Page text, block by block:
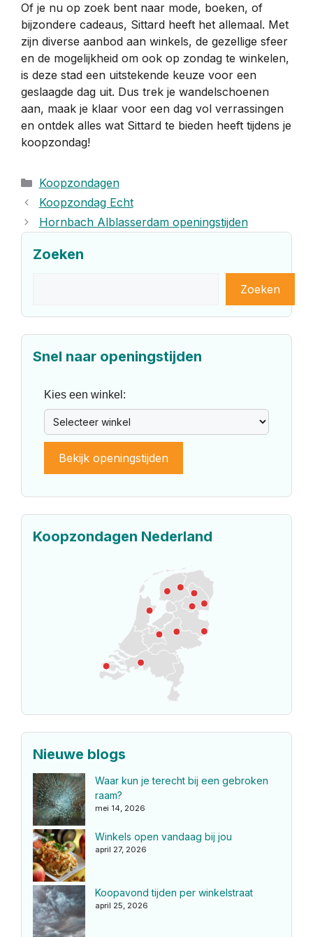
Of je nu op zoek bent naar mode, boeken, of
bijzondere cadeaus, Sittard heeft het allemaal. Met
zijn diverse aanbod aan winkels, de gezellige sfeer
en de mogelijkheid om ook op zondag te winkelen,
is deze stad een uitstekende keuze voor een
geslaagde dag uit. Dus trek je wandelschoenen
aan, maak je klaar voor een dag vol verrassingen
en ontdek alles wat Sittard te bieden heeft tijdens je
koopzondag!
Categorieën
Koopzondagen
Koopzondag Echt
Hornbach Alblasserdam openingstijden
Zoeken
Zoeken
Snel naar openingstijden
Kies een winkel:
Bekijk openingstijden
Koopzondagen Nederland
Nieuwe blogs
Waar kun je terecht bij een gebroken
raam?
mei 14, 2026
Winkels open vandaag bij jou
april 27, 2026
Koopavond tijden per winkelstraat
april 25, 2026